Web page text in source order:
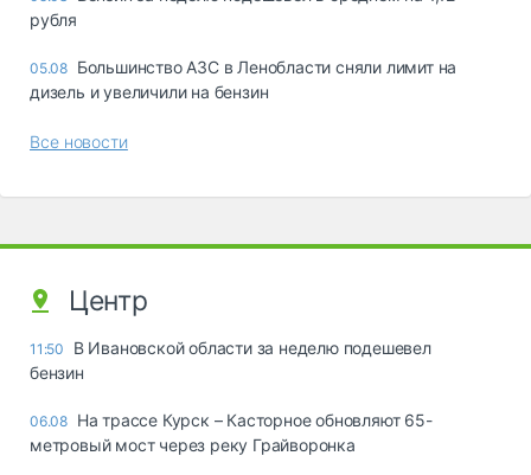
рубля
05.08 Большинство АЗС в Ленобласти сняли лимит на
дизель и увеличили на бензин
Все новости
Центр
11:50
В Ивановской области за неделю подешевел
бензин
06.08 На трассе Курск – Касторное обновляют 65-
метровый мост через реку Грайворонка